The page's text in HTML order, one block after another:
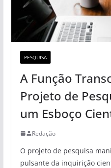
PESQUISA
A Função
Projeto de
um Esboço
Redação
O projeto de pesquisa
pulsante da inquirição